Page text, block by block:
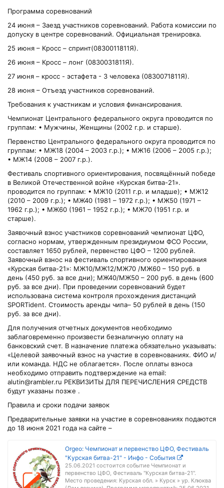
Программа соревнований
24 июня – Заезд участников соревнований. Работа комиссии по
допуску в центре соревнований. Официальная тренировка.
25 июня – Кросс – спринт(0830011811Я).
26 июня – Кросс – лонг (0830031811Я).
27 июня – кросс - эстафета - 3 человека (0830071811Я).
28 июня – Отъезд участников соревнований.
Требования к участникам и условия финансирования.
Чемпионат Центрального федерального округа проводится по
группам: • Мужчины, Женщины (2002 г.р. и старше).
Первенство Центрального федерального округа проводится по
группам: • МЖ18 (2004 – 2003 г.р.); • МЖ16 (2006 – 2005 г.р.);
• МЖ14 (2008 – 2007 г.р.).
Фестиваль спортивного ориентирования, посвящённый победе
в Великой Отечественной войне «Курская битва-21».
проводится по группам: • МЖ10 (2011 г.р. и младше); • МЖ12
(2010 – 2009 г.р.); • МЖ40 (1981 – 1972 г.р.); • МЖ50 (1971 –
1962 г.р.); • МЖ60 (1961 – 1952 г.р.); • МЖ70 (1951 г.р. и
старше).
Заявочный взнос участников соревнований чемпионат ЦФО,
согласно нормам, утвержденным президиумом ФСО России,
составляет 1650 рублей, первенство ЦФО – 1200 рублей.
Заявочный взнос на фестиваль спортивного ориентирования
«Курская битва-21»: МЖ10/МЖ12/МЖ70 /МЖ60 – 150 руб. в
день (450 руб. за все дни); МЖ40/МЖ50 – 200 руб. в день (600
руб. за все дни). При проведении соревнований будет
использована система контроля прохождения дистанций
SPORTident. Стоимость аренды чипа– 50 рублей в день (150
руб. за все дни).
Для получения отчетных документов необходимо
заблаговременно произвести безналичную оплату на
банковский счет. В назначение платежа обязательно указывать:
«Целевой заявочный взнос на участие в соревнованиях. ФИО и/
или команда. НДС не облагается». После оплаты взноса
необходимо отправить подтверждение на email:
alutin@rambler.ru РЕКВИЗИТЫ ДЛЯ ПЕРЕЧИСЛЕНИЯ СРЕДСТВ
будут указаны позже .
Правила и сроки подачи заявок
Предварительные заявки на участие в соревнованиях подаются
до 18 июня 2021 года на сайте –
Orgeo: Чемпионат и первенство ЦФО, Фестиваль
"Курская битва-21" - Инфо - События
25.06.2021 состоится событие Чемпионат и
первенство ЦФО, Фестиваль "Курская битва-21".
Место проведения: Курская обл. » Курск » ур. Клюква